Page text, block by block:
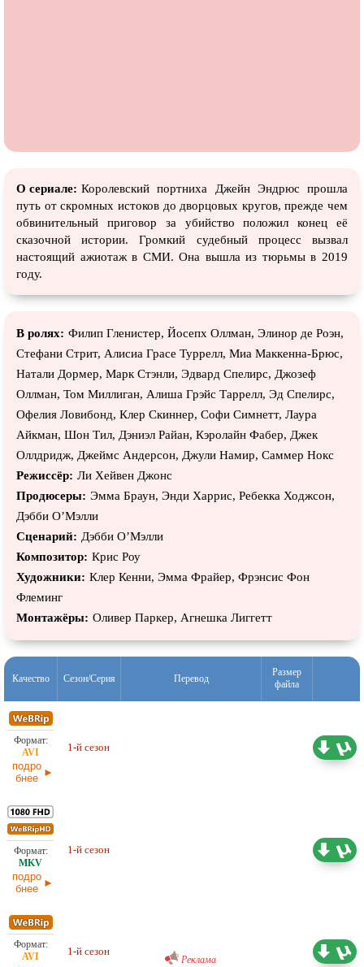
О сериале: Королевский портниха Джейн Эндрюс прошла
путь от скромных истоков до дворцовых кругов, прежде чем
обвинительный приговор за убийство положил конец её
сказочной истории. Громкий судебный процесс вызвал
настоящий ажиотаж в СМИ. Она вышла из тюрьмы в 2019
году.
В ролях: Филип Гленистер, Йосепх Оллман, Элинор де Роэн,
Стефани Стрит, Алиcиа Граcе Туррелл, Миа Маккенна-Брюс,
Натали Дормер, Марк Стэнли, Эдвард Спелирс, Джозеф
Оллман, Том Миллиган, Алиша Грэйс Таррелл, Эд Спелирс,
Офелия Ловибонд, Клер Скиннер, Софи Симнетт, Лаура
Айкман, Шон Тил, Дэниэл Райан, Кэролайн Фабер, Джек
Оллдридж, Джеймс Андерсон, Джули Намир, Саммер Нокс
Режиссёр: Ли Хейвен Джонс
Продюсеры: Эмма Браун, Энди Харрис, Ребекка Ходжсон,
Дэбби О’Мэлли
Сценарий: Дэбби О’Мэлли
Композитор: Крис Роу
Художники: Клер Кенни, Эмма Фрайер, Фрэнсис Фон
Флеминг
Монтажёры: Оливер Паркер, Агнешка Лиггетт
Качество Сезон/Серия Перевод
Размер
файла
подро
бнее
1-й сезон
подро
бнее
1-й сезон
1-й сезон
Реклама